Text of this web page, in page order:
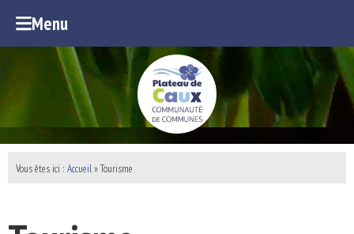
Menu
Vous êtes ici : Accueil» Tourisme